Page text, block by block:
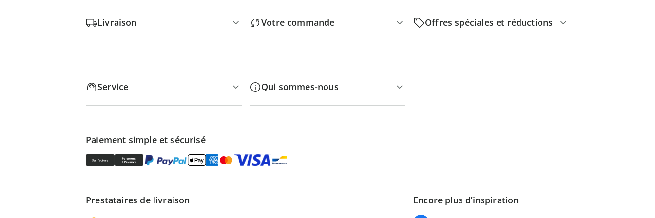
Livraison Votre commande Offres spéciales et réductions
Service Qui sommes-nous
Paiement simple et sécurisé
Prestataires de livraison Encore plus d’inspiration